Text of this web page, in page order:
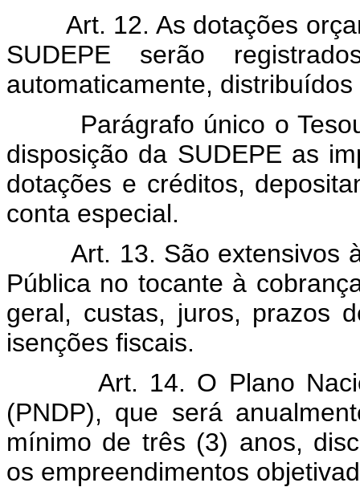
Art. 12. As dotações
SUDEPE serão
automaticamente,
Parágrafo único o
disposição da SUDEPE as
dotações e créditos,
conta especial.
Art. 13. São extensivos
Pública no tocante à
geral, custas, juros, prazos
isenções fiscais.
Art. 14. O Plano
(PNDP), que será
mínimo de três (3) anos,
os empreendimentos